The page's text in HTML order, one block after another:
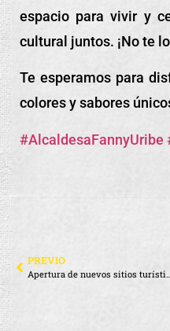
espacio para vivir y
cultural juntos. ¡No te
Te esperamos para
colores y sabores
#AlcaldesaFannyUribe
PREVIO
Apertura de